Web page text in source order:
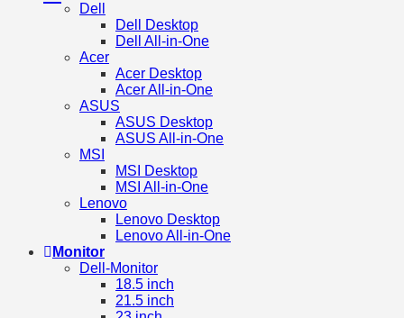
Dell
Dell Desktop
Dell All-in-One
Acer
Acer Desktop
Acer All-in-One
ASUS
ASUS Desktop
ASUS All-in-One
MSI
MSI Desktop
MSI All-in-One
Lenovo
Lenovo Desktop
Lenovo All-in-One
Monitor
Dell-Monitor
18.5 inch
21.5 inch